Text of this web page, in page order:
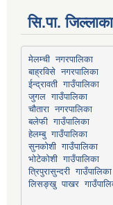
सि.पा.
मेलम्ची नगरपालिका
बाह्रविसे नगरपालिका
ईन्द्रावती गाउँपालिका
जुगल गाउँपालिका
चौतारा नगरपालिका
बलेफी गाउँपालिका
हेलम्बु गाउँपालिका
सुनकोशी गाउँपालिका
भोटेकोशी गाउँपालिका
त्रिपुरासुन्दरी गाउँपालिका
लिसङ्खु पाखर